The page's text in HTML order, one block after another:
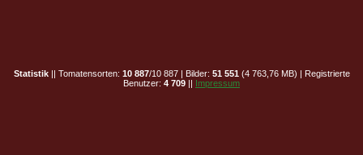
Statistik|| Tomatensorten: 10 887/10 887 | Bilder: 51 551 (4 763,76 MB) | Registrierte
Benutzer: 4 709 || Impressum